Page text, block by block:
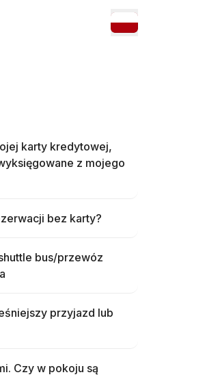
karty kredytowej,
z mojego
bez karty?
bus/przewóz
przyjazd lub
Czy w pokoju są